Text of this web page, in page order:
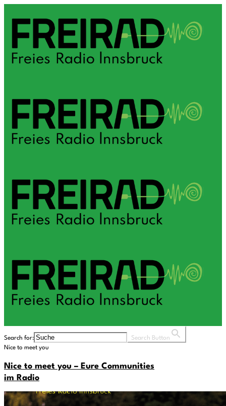
Search for:
Search Button
Nice to meet you
Nice to meet you – Eure Communities
im Radio